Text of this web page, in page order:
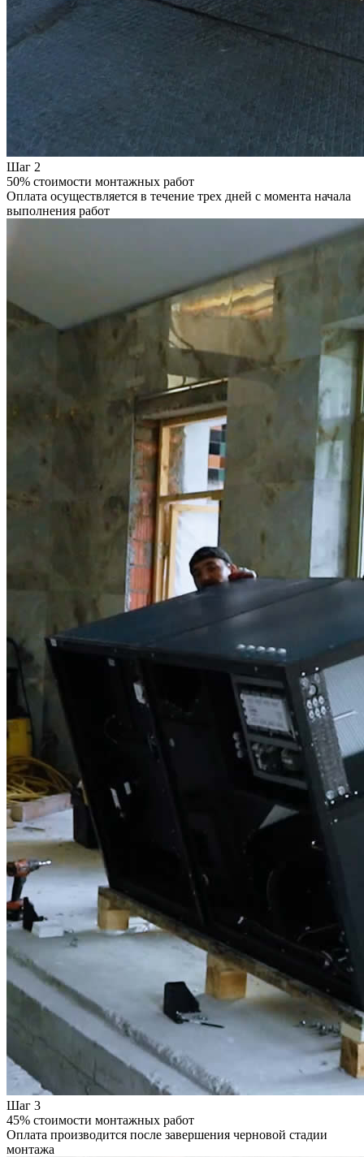
Шаг 2
50% стоимости монтажных работ
Оплата осуществляется в течение трех дней с момента начала
выполнения работ
Шаг 3
45% стоимости монтажных работ
Оплата производится после завершения черновой стадии
монтажа